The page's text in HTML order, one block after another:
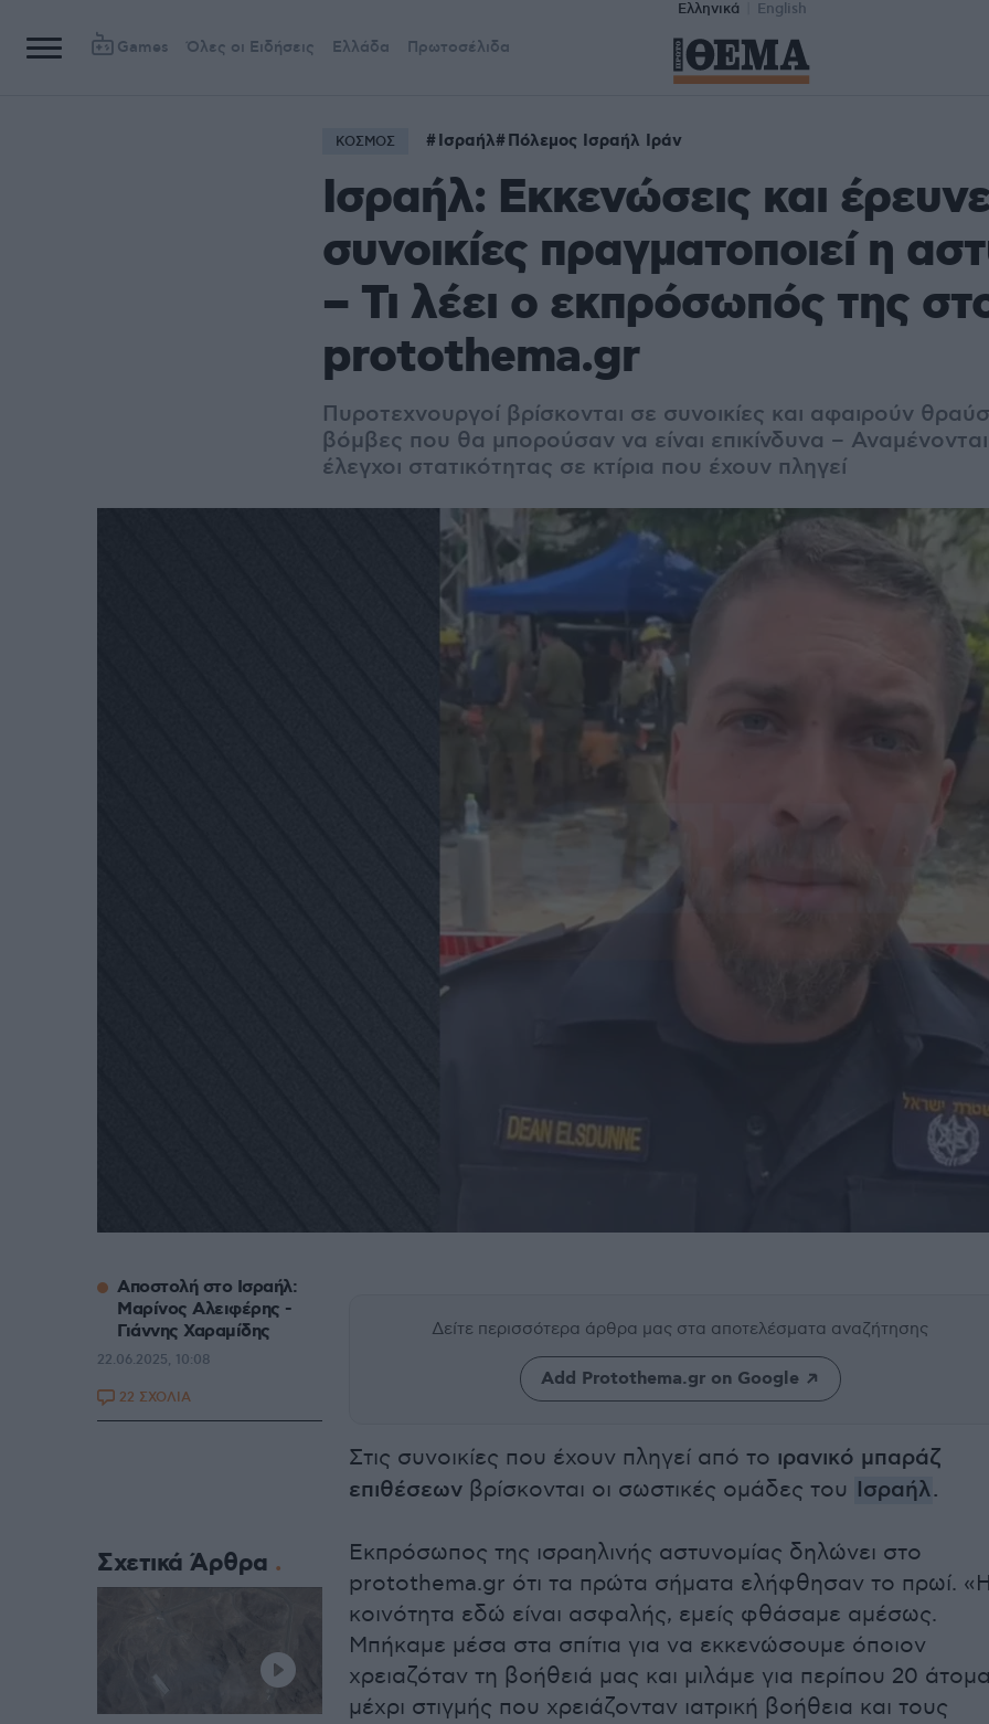
Ελληνικά English
Games Όλες οι Ειδήσεις Ελλάδα Πρωτοσέλιδα
ΚΟΣΜΟΣ Ισραήλ Πόλεμος Ισραήλ Ιράν
Ισραήλ: Εκκενώσεις και
συνοικίες πραγματοποιεί η
– Τι λέει ο εκπρόσωπός της
protothema.gr
Πυροτεχνουργοί βρίσκονται σε συνοικίες και αφαιρούν
βόμβες που θα μπορούσαν να είναι επικίνδυνα –
έλεγχοι στατικότητας σε κτίρια που έχουν πληγεί
Δείτε περισσότερα άρθρα μας στα αποτελέσματα αναζήτησης
Add Protothema.gr on Google
Στις συνοικίες που έχουν πληγεί από το ιρανικό μπαράζ
επιθέσεων βρίσκονται οι σωστικές ομάδες του Ισραήλ.
Εκπρόσωπος της ισραηλινής αστυνομίας δηλώνει στο
protothema.gr ότι τα πρώτα σήματα ελήφθησαν το πρωί.
κοινότητα εδώ είναι ασφαλής, εμείς φθάσαμε αμέσως.
Μπήκαμε μέσα στα σπίτια για να εκκενώσουμε όποιον
χρειαζόταν τη βοήθειά μας και μιλάμε για περίπου 20
μέχρι στιγμής που χρειάζονταν ιατρική βοήθεια και τους
Αποστολή στο Ισραήλ:
Μαρίνος Αλειφέρης -
Γιάννης Χαραμίδης
22.06.2025, 10:08
22 ΣΧΟΛΙΑ
Σχετικά Άρθρα